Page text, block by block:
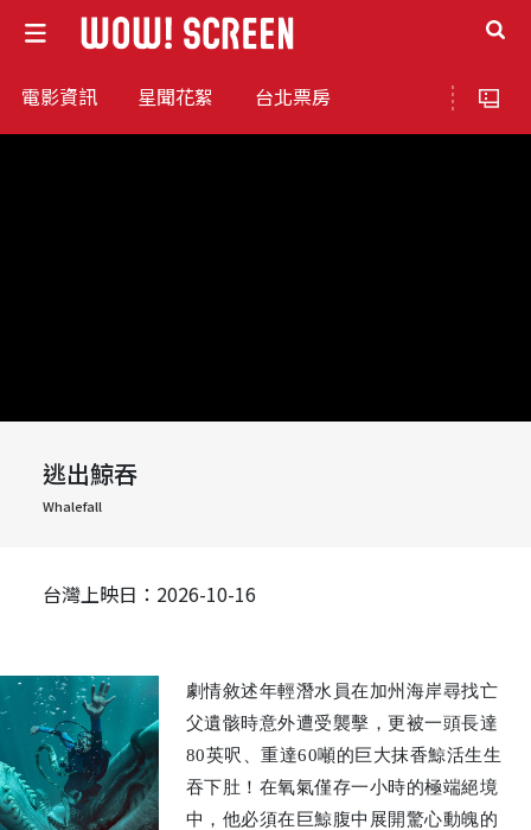
電影資訊 星聞花絮 台北票房
逃出鯨吞
Whalefall
台灣上映日：2026-10-16
劇情敘述年輕潛水員在加州海岸尋找亡
父遺骸時意外遭受襲擊，更被一頭長達
80英呎、重達60噸的巨大抹香鯨活生生
吞下肚！在氧氣僅存一小時的極端絕境
中，他必須在巨鯨腹中展開驚心動魄的